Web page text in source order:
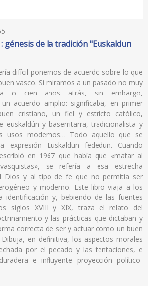
génesis de la tradición "Euskaldun
difícil ponernos de acuerdo sobre lo que
vasco. Si miramos a un pasado no muy
o cien años atrás, sin embargo,
acuerdo amplio: significaba, en primer
cristiano, un fiel y estricto católico,
euskaldún y baserritarra, tradicionalista y
usos modernos… Todo aquello que se
expresión Euskaldun fededun. Cuando
en 1967 que había que «matar al
se refería a esa estrecha
Dios y al tipo de fe que no permitía ser
y moderno. Este libro viaja a los
identificación y, bebiendo de las fuentes
siglos XVIII y XIX, traza el relato del
y las prácticas que dictaban y
correcta de ser y actuar como un buen
Dibuja, en definitiva, los aspectos morales
por el pecado y las tentaciones, e
e influyente proyección político-